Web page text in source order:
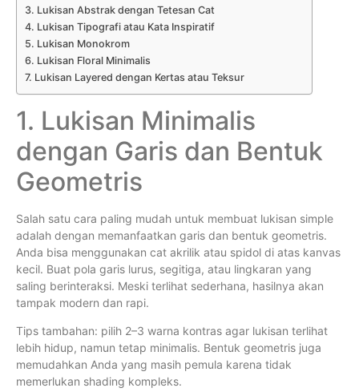
3. Lukisan Abstrak dengan Tetesan Cat
4. Lukisan Tipografi atau Kata Inspiratif
5. Lukisan Monokrom
6. Lukisan Floral Minimalis
7. Lukisan Layered dengan Kertas atau Teksur
1. Lukisan Minimalis
dengan Garis dan Bentuk
Geometris
Salah satu cara paling mudah untuk membuat lukisan simple
adalah dengan memanfaatkan garis dan bentuk geometris.
Anda bisa menggunakan cat akrilik atau spidol di atas kanvas
kecil. Buat pola garis lurus, segitiga, atau lingkaran yang
saling berinteraksi. Meski terlihat sederhana, hasilnya akan
tampak modern dan rapi.
Tips tambahan: pilih 2–3 warna kontras agar lukisan terlihat
lebih hidup, namun tetap minimalis. Bentuk geometris juga
memudahkan Anda yang masih pemula karena tidak
memerlukan shading kompleks.